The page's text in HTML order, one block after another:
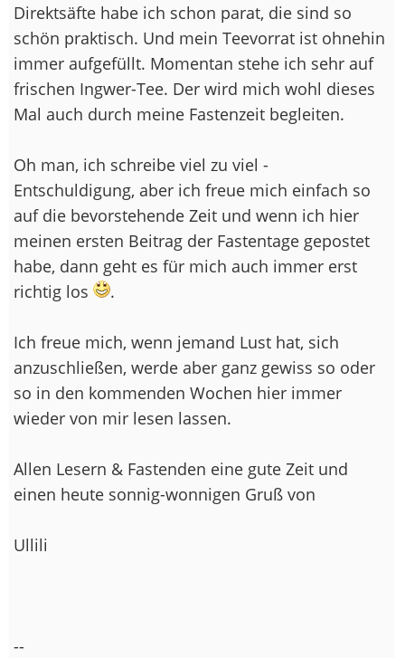
Direktsäfte habe ich schon parat, die sind so
schön praktisch. Und mein Teevorrat ist ohnehin
immer aufgefüllt. Momentan stehe ich sehr auf
frischen Ingwer-Tee. Der wird mich wohl dieses
Mal auch durch meine Fastenzeit begleiten.
Oh man, ich schreibe viel zu viel -
Entschuldigung, aber ich freue mich einfach so
auf die bevorstehende Zeit und wenn ich hier
meinen ersten Beitrag der Fastentage gepostet
habe, dann geht es für mich auch immer erst
richtig los
.
Ich freue mich, wenn jemand Lust hat, sich
anzuschließen, werde aber ganz gewiss so oder
so in den kommenden Wochen hier immer
wieder von mir lesen lassen.
Allen Lesern & Fastenden eine gute Zeit und
einen heute sonnig-wonnigen Gruß von
Ullili
--